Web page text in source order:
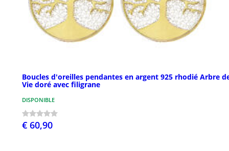
Boucles d'oreilles pendantes en argent 925 rhodié Arbre
Vie doré avec filigrane
DISPONIBLE
€ 60,90